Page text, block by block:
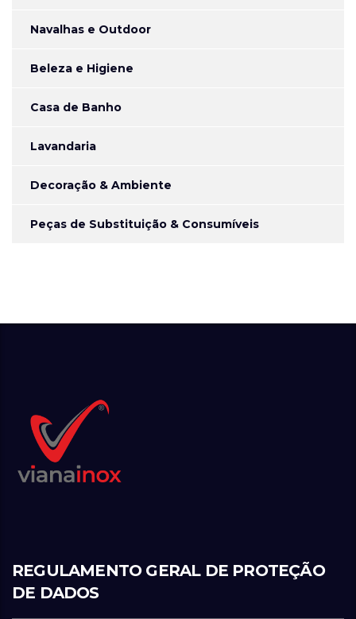
Navalhas e Outdoor
Beleza e Higiene
Casa de Banho
Lavandaria
Decoração & Ambiente
Peças de Substituição & Consumíveis
REGULAMENTO GERAL DE PROTEÇÃO
DE DADOS